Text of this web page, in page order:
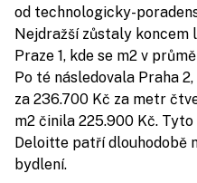
od technologicky-
Nejdražší zůstaly koncem
Praze 1, kde se m2 v
Po té následovala Praha
za 236.700 Kč za metr
m2 činila 225.900 Kč.
Deloitte patří dlouhodobě
bydlení.